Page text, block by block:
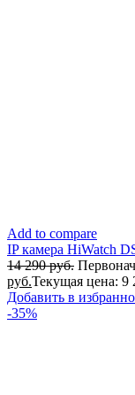
Add to compare
IP камера HiWatch
14 290руб.
руб.Текущая цена: 9
Добавить в
-35%